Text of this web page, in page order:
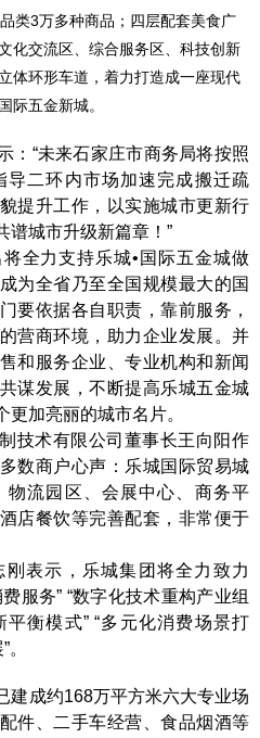
类3万多种商品；四层配套美食广
化交流区、综合服务区、科技创新
体环形车道，着力打造成一座现代
际五金新城。
：“未来石家庄市商务局将按照
二环内市场加速完成搬迁疏
提升工作，以实施城市更新行
谱城市升级新篇章！”
全力支持乐城•国际五金城做
为全省乃至全国规模最大的国
要依据各自职责，靠前服务，
营商环境，助力企业发展。并
和服务企业、专业机构和新闻
谋发展，不断提高乐城五金城
加亮丽的城市名片。
技术有限公司董事长王向阳作
数商户心声：乐城国际贸易城
流园区、会展中心、商务平
店餐饮等完善配套，非常便于
表示，乐城集团将全力致力
服务” “数字化技术重构产业组
平衡模式” “多元化消费场景打
建成约168万平方米六大专业场
件、二手车经营、食品烟酒等